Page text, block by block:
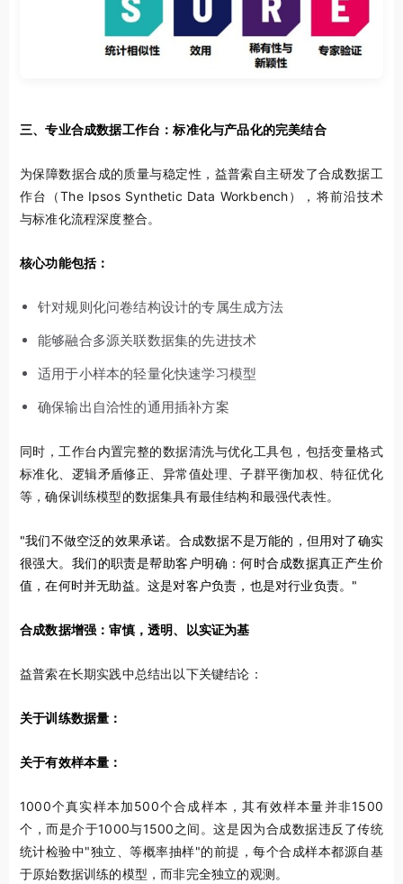
三、专业合成数据工作台：标准化与产品化的完美结合
为保障数据合成的质量与稳定性，益普索自主研发了合成数据工
作台（The Ipsos Synthetic Data Workbench），将前沿技术
与标准化流程深度整合。
核心功能包括：
针对规则化问卷结构设计的专属生成方法
能够融合多源关联数据集的先进技术
适用于小样本的轻量化快速学习模型
确保输出自洽性的通用插补方案
同时，工作台内置完整的数据清洗与优化工具包，包括变量格式
标准化、逻辑矛盾修正、异常值处理、子群平衡加权、特征优化
等，确保训练模型的数据集具有最佳结构和最强代表性。
"我们不做空泛的效果承诺。合成数据不是万能的，但用对了确实
很强大。我们的职责是帮助客户明确：何时合成数据真正产生价
值，在何时并无助益。这是对客户负责，也是对行业负责。 "
合成数据增强：审慎，透明、以实证为基
益普索在长期实践中总结出以下关键结论：
关于训练数据量：
关于有效样本量：
1000个真实样本加500个合成样本，其有效样本量并非1500
个，而是介于1000与1500之间。这是因为合成数据违反了传统
统计检验中"独立、等概率抽样"的前提，每个合成样本都源自基
于原始数据训练的模型，而非完全独立的观测。